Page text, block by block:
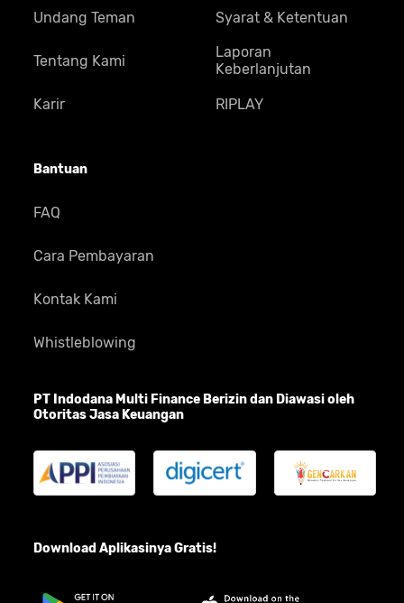
Undang Teman
Tentang Kami
Karir
Bantuan
FAQ
Cara Pembayaran
Kontak Kami
Whistleblowing
Syarat & Ketentuan
Laporan
Keberlanjutan
RIPLAY
PT Indodana Multi Finance Berizin dan Diawasi oleh
Otoritas Jasa Keuangan
Download Aplikasinya Gratis!